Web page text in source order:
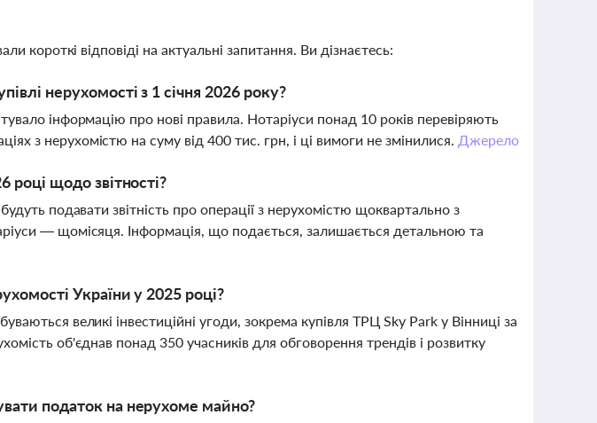
короткі відповіді на актуальні запитання. Ви дізнаєтесь:
нерухомості з 1 січня 2026 року?
інформацію про нові правила. Нотаріуси понад 10 років перевіряють
з нерухомістю на суму від 400 тис. грн, і ці вимоги не змінилися. Джерело
році щодо звітності?
подавати звітність про операції з нерухомістю щоквартально з
— щомісяця. Інформація, що подається, залишається детальною та
України у 2025 році?
великі інвестиційні угоди, зокрема купівля ТРЦ Sky Park у Вінниці за
об'єднав понад 350 учасників для обговорення трендів і розвитку
податок на нерухоме майно?